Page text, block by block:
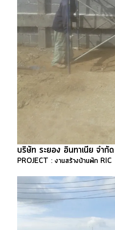
บริษัท ระยอง อินทาเนีย จำกัด
PROJECT : งานสร้างบ้านพัก RIC